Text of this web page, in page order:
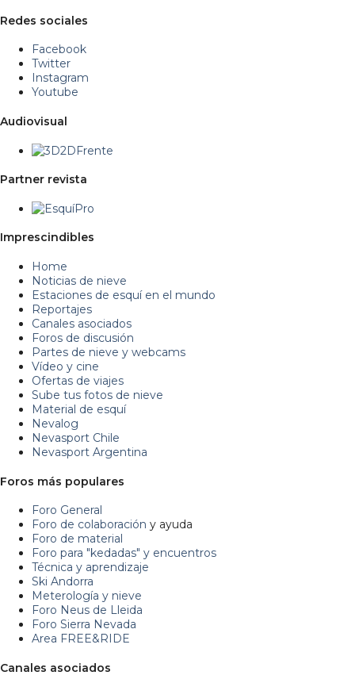
Redes sociales
Facebook
Twitter
Instagram
Youtube
Audiovisual
Partner revista
Imprescindibles
Home
Noticias de nieve
Estaciones de esquí en el mundo
Reportajes
Canales asociados
Foros de discusión
Partes de nieve y webcams
Vídeo y cine
Ofertas de viajes
Sube tus fotos de nieve
Material de esquí
Nevalog
Nevasport Chile
Nevasport Argentina
Foros más populares
Foro General
Foro de colaboración y ayuda
Foro de material
Foro para "kedadas" y encuentros
Técnica y aprendizaje
Ski Andorra
Meterología y nieve
Foro Neus de Lleida
Foro Sierra Nevada
Area FREE&RIDE
Canales asociados